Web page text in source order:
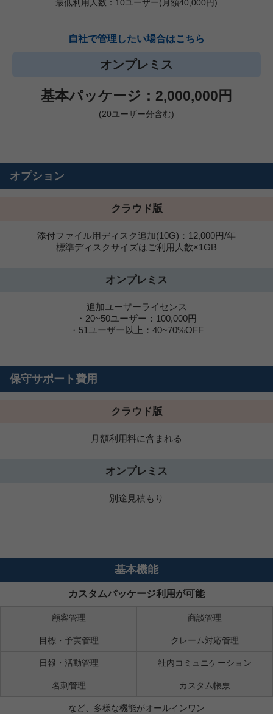
最低利用人数：10ユーザー(月額40,000円)
自社で管理したい場合はこちら
オンプレミス
基本パッケージ：2,000,000円
(20ユーザー分含む)
オプション
クラウド版
添付ファイル用ディスク追加(10G)：12,000円/年
標準ディスクサイズはご利用人数×1GB
オンプレミス
追加ユーザーライセンス
・20~50ユーザー：100,000円
・51ユーザー以上：40~70%OFF
保守サポート費用
クラウド版
月額利用料に含まれる
オンプレミス
別途見積もり
基本機能
カスタムパッケージ利用が可能
顧客管理 商談管理
目標・予実管理 クレーム対応管理
日報・活動管理 社内コミュニケーション
名刺管理 カスタム帳票
など、多様な機能がオールインワン